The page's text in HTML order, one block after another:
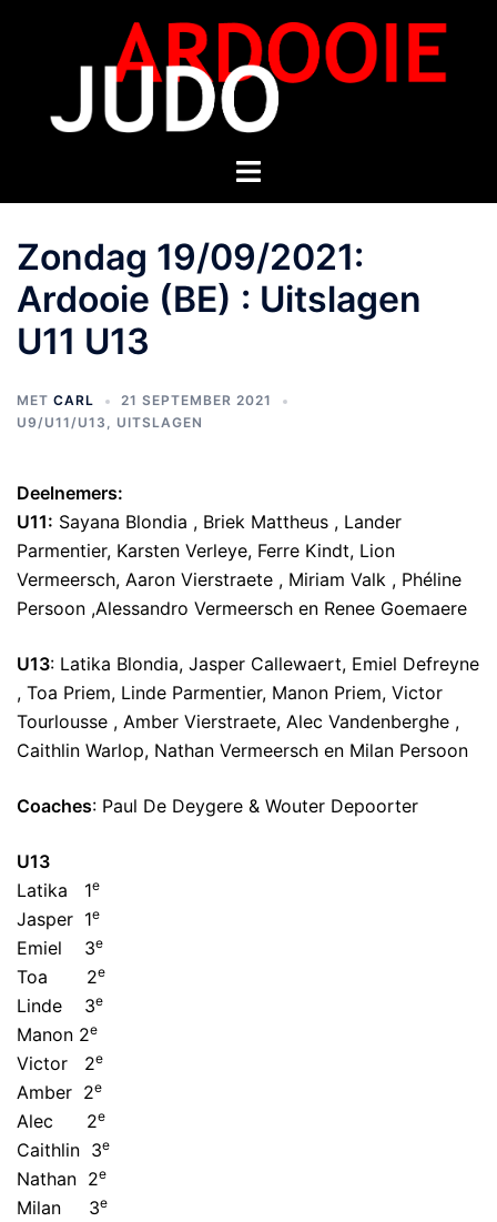
Zondag 19/09/2021:
Ardooie (BE) : Uitslagen
U11 U13
MET CARL
21 SEPTEMBER 2021
U9/U11/U13 , UITSLAGEN
Deelnemers:
U11: Sayana Blondia , Briek Mattheus , Lander
Parmentier, Karsten Verleye, Ferre Kindt, Lion
Vermeersch, Aaron Vierstraete , Miriam Valk , Phéline
Persoon ,Alessandro Vermeersch en Renee Goemaere
U13: Latika Blondia, Jasper Callewaert, Emiel Defreyne
, Toa Priem, Linde Parmentier, Manon Priem, Victor
Tourlousse , Amber Vierstraete, Alec Vandenberghe ,
Caithlin Warlop, Nathan Vermeersch en Milan Persoon
Coaches: Paul De Deygere & Wouter Depoorter
U13
Latika 1e
Jasper 1e
Emiel 3e
Toa 2e
Linde 3e
Manon 2e
Victor 2e
Amber 2e
Alec 2e
Caithlin 3e
Nathan 2e
Milan 3e